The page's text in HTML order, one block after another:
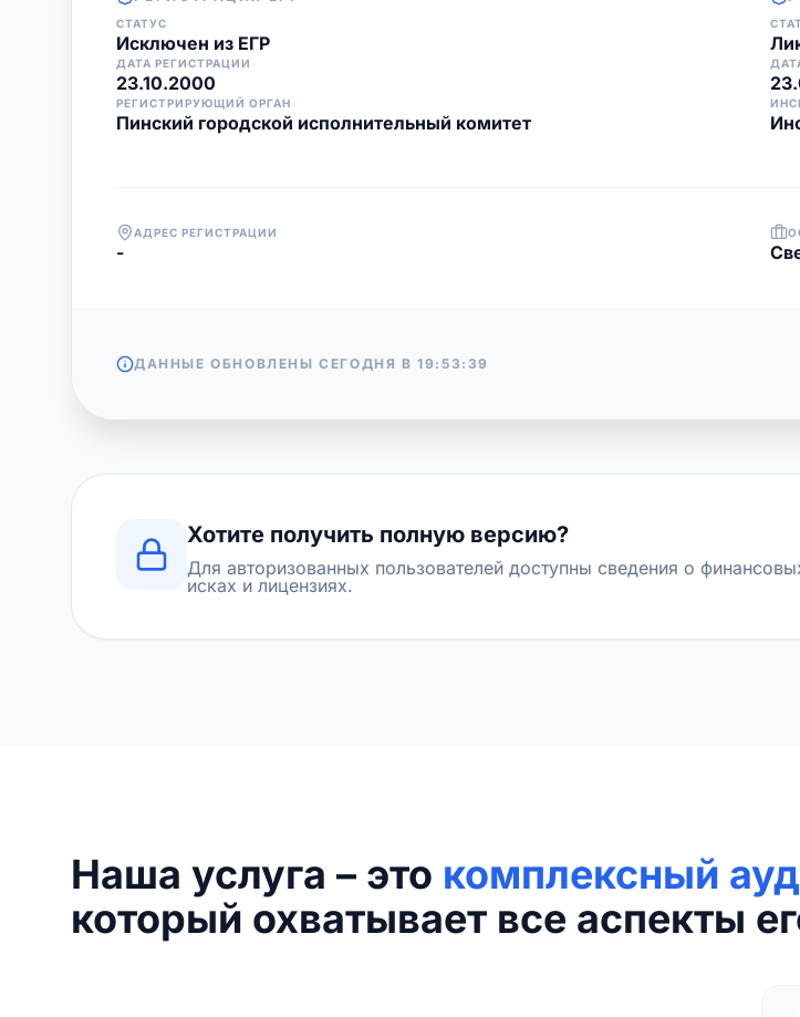
СТАТУС
Исключен из ЕГР
ДАТА РЕГИСТРАЦИИ
23.10.2000
РЕГИСТРИРУЮЩИЙ ОРГАН
Пинский городской исполнительный комитет
АДРЕС РЕГИСТРАЦИИ
-
ДАННЫЕ ОБНОВЛЕНЫ СЕГОДНЯ В19:53:39
Хотите получить полную версию?
Для авторизованных пользователей доступны сведения о
исках и лицензиях.
Наша услуга – это комплексный
который охватывает все аспекты